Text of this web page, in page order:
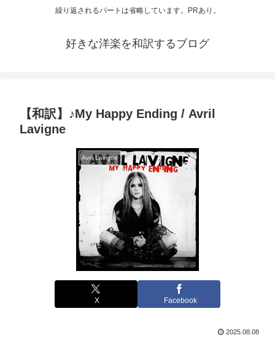
繰り返されるパートは省略しています。PRあり。
好きな洋楽を和訳するブログ
【和訳】♪My Happy Ending / Avril
Lavigne
Avril Lavigne
X Facebook
2025.08.08